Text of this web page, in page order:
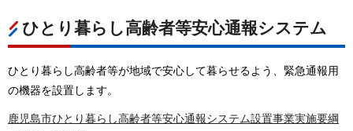
ひとり暮らし高齢者等安心通報システム
ひとり暮らし高齢者等が地域で安心して暮らせるよう、緊急通報用
の機器を設置します。
鹿児島市ひとり暮らし高齢者等安心通報システム設置事業実施要綱